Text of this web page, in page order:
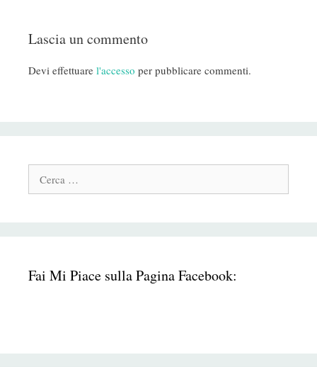
Lascia un commento
Devi effettuare l'accesso per pubblicare commenti.
Cerca:
Fai Mi Piace sulla Pagina Facebook: